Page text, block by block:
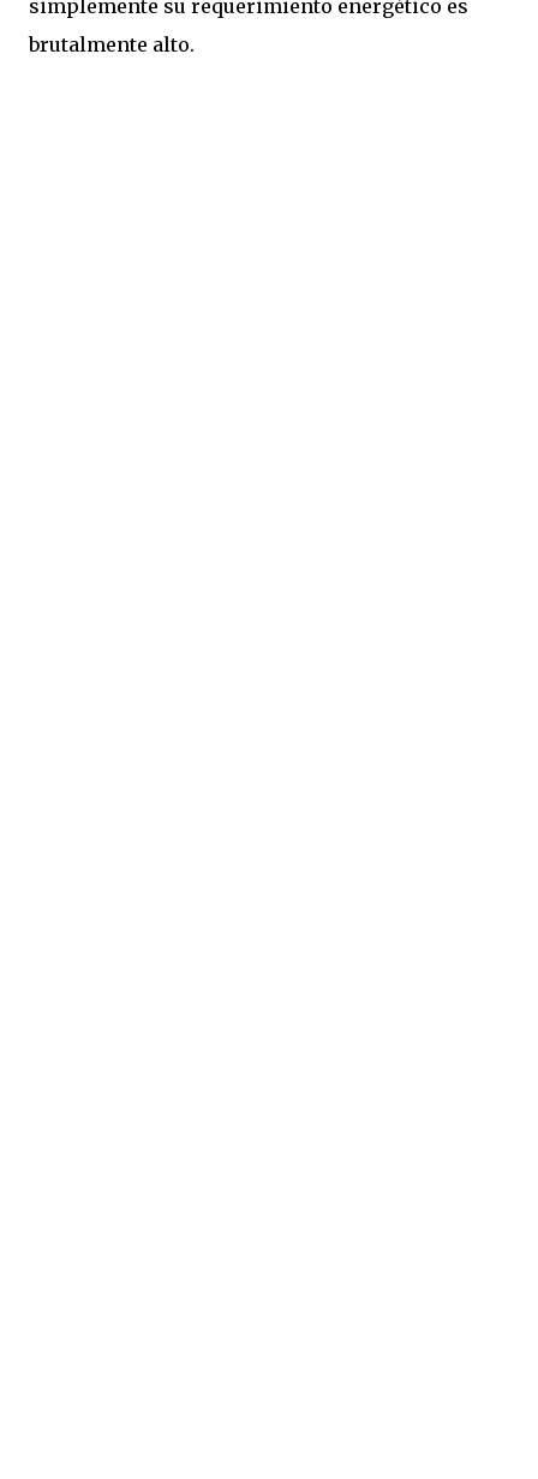
simplemente su requerimiento energético es
brutalmente alto.